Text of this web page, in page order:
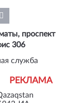
РЕКЛАМА
проспект
306
служба